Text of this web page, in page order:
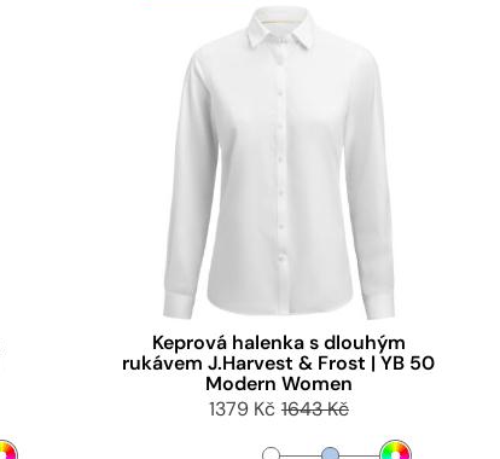
Keprová halenka s dlouhým
rukávem J.Harvest & Frost | YB 50
Modern Women
1379 Kč 1643 Kč